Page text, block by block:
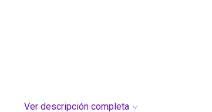
Ver descripción completa